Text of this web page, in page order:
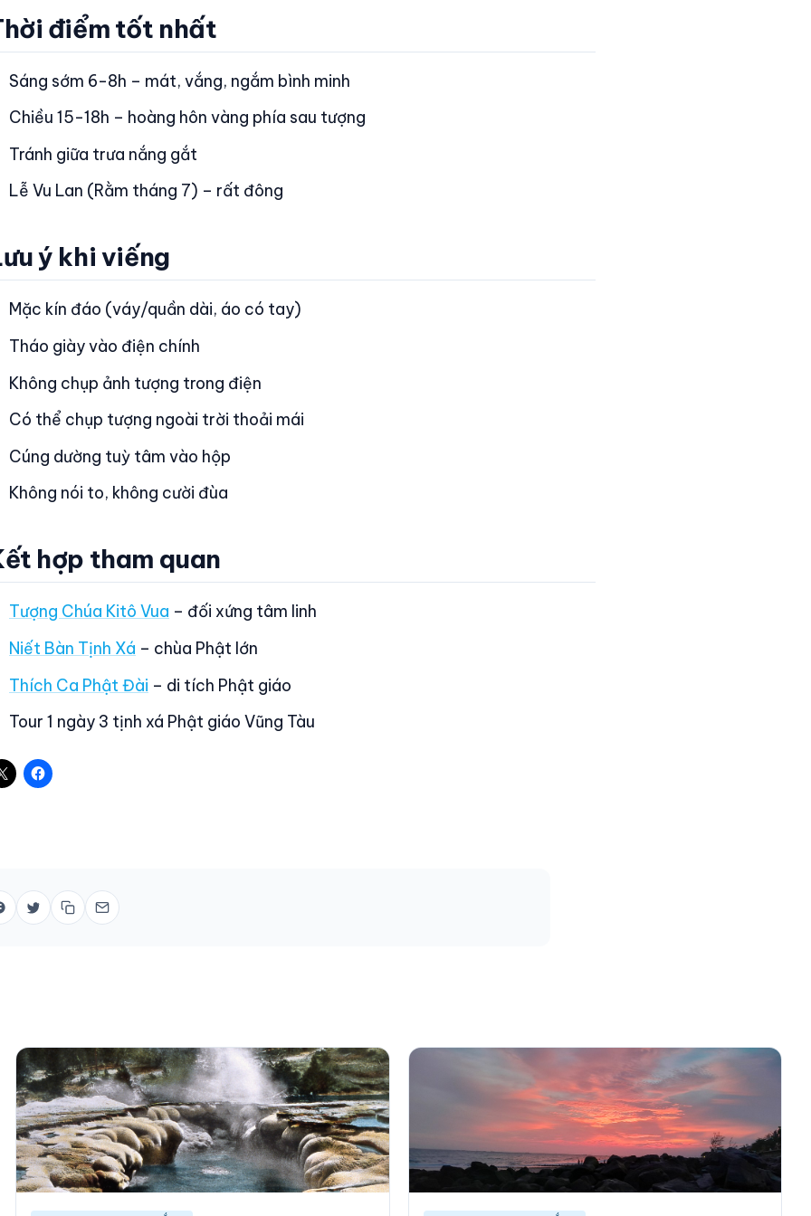
điểm tốt nhất
Sáng sớm 6-8h – mát, vắng, ngắm bình minh
Chiều 15-18h – hoàng hôn vàng phía sau tượng
Tránh giữa trưa nắng gắt
Lễ Vu Lan (Rằm tháng 7) – rất đông
ý khi viếng
Mặc kín đáo (váy/quần dài, áo có tay)
Tháo giày vào điện chính
Không chụp ảnh tượng trong điện
Có thể chụp tượng ngoài trời thoải mái
Cúng dường tuỳ tâm vào hộp
Không nói to, không cười đùa
hợp tham quan
Tượng Chúa Kitô Vua – đối xứng tâm linh
Niết Bàn Tịnh Xá – chùa Phật lớn
Thích Ca Phật Đài – di tích Phật giáo
Tour 1 ngày 3 tịnh xá Phật giáo Vũng Tàu